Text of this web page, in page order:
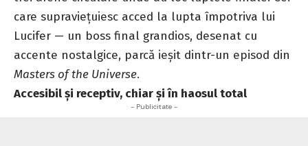
care supraviețuiesc acced la lupta împotriva lui
Lucifer — un boss final grandios, desenat cu
accente nostalgice, parcă ieșit dintr-un episod din
Masters of the Universe.
Accesibil și receptiv, chiar și în haosul total
- Publicitate -